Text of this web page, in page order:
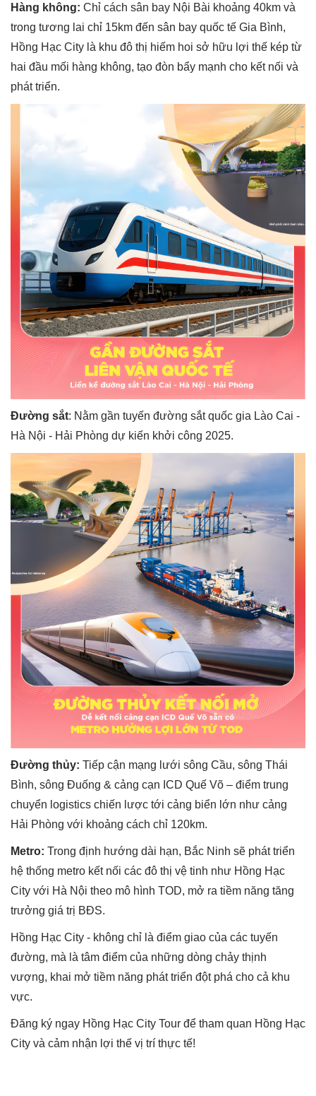
Hàng không: Chỉ cách sân bay Nội Bài khoảng 40km và
trong tương lai chỉ 15km đến sân bay quốc tế Gia Bình,
Hồng Hạc City là khu đô thị hiếm hoi sở hữu lợi thế kép từ
hai đầu mối hàng không, tạo đòn bẩy mạnh cho kết nối và
phát triển.
Đường sắt: Nằm gần tuyến đường sắt quốc gia Lào Cai -
Hà Nội - Hải Phòng dự kiến khởi công 2025.
Đường thủy: Tiếp cận mạng lưới sông Cầu, sông Thái
Bình, sông Đuống & cảng cạn ICD Quế Võ – điểm trung
chuyển logistics chiến lược tới cảng biển lớn như cảng
Hải Phòng với khoảng cách chỉ 120km.
Metro: Trong định hướng dài hạn, Bắc Ninh sẽ phát triển
hệ thống metro kết nối các đô thị vệ tinh như Hồng Hạc
City với Hà Nội theo mô hình TOD, mở ra tiềm năng tăng
trưởng giá trị BĐS.
Hồng Hạc City - không chỉ là điểm giao của các tuyến
đường, mà là tâm điểm của những dòng chảy thịnh
vượng, khai mở tiềm năng phát triển đột phá cho cả khu
vực.
Đăng ký ngay Hồng Hạc City Tour để tham quan Hồng Hạc
City và cảm nhận lợi thế vị trí thực tế!